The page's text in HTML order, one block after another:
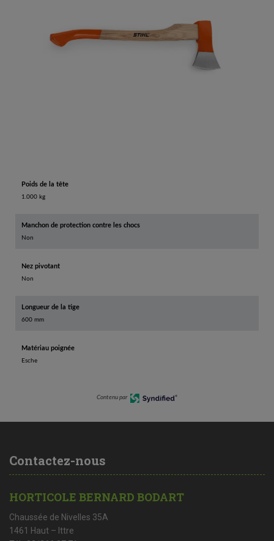
Poids de la tête
1.000 kg
Manchon de protection contre les chocs
Non
Nez pivotant
Non
Longueur de la tige
600 mm
Matériau poignée
Esche
Contenu par
Contactez-nous
HORTICOLE BERNARD BODART
Chaussée de Nivelles 35A
1461 Haut – Ittre